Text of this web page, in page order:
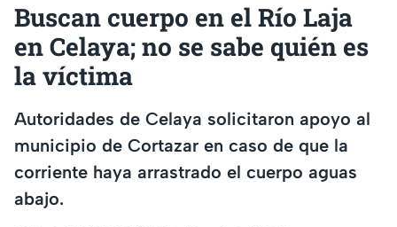
Buscan cuerpo en el Río Laja
en Celaya; no se sabe quién es
la víctima
Autoridades de Celaya solicitaron apoyo al
municipio de Cortazar en caso de que la
corriente haya arrastrado el cuerpo aguas
abajo.